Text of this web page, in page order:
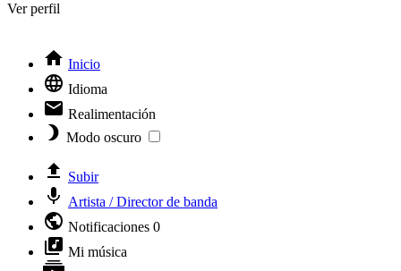
Ver perfil
Inicio
Idioma
Realimentación
Modo oscuro
Subir
Artista / Director de banda
Notificaciones 0
Mi música